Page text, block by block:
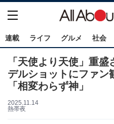
連載 ライフ グルメ 社会
「天使より天使」重
デルショットにファン
「相変わらず神」
2025.11.14
熱帯夜